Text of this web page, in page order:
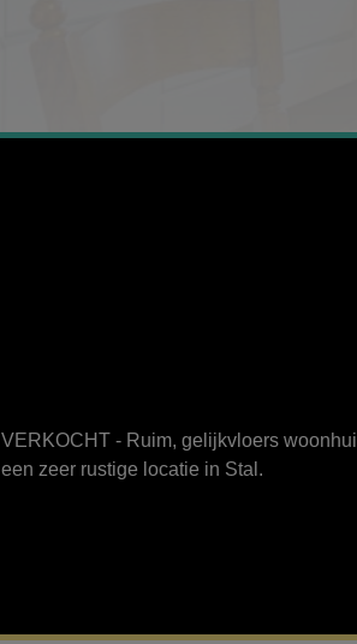
VERKOCHT - Ruim, gelijkvloers
een zeer rustige locatie in Stal.